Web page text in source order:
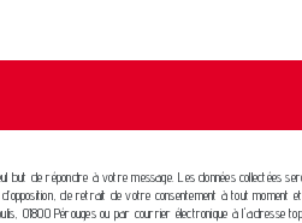
de répondre à votre message. Les données collectées
de retrait de votre consentement à tout moment
01800 Pérouges ou par courrier électronique à l'adresse